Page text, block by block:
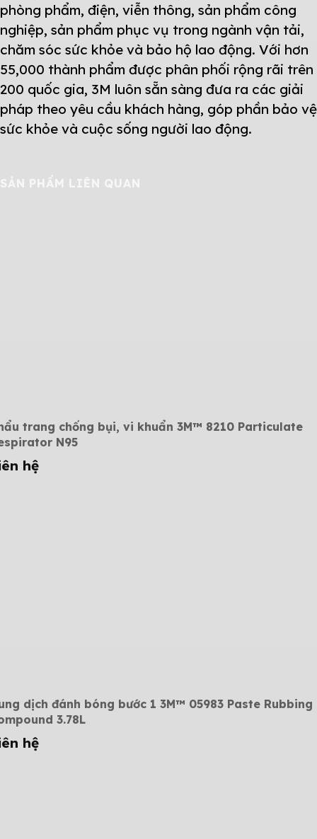
phòng phẩm, điện, viễn thông, sản phẩm công
nghiệp, sản phẩm phục vụ trong ngành vận tải,
chăm sóc sức khỏe và bảo hộ lao động. Với hơn
55,000 thành phẩm được phân phối rộng rãi trên
200 quốc gia, 3M luôn sẵn sàng đưa ra các giải
pháp theo yêu cầu khách hàng, góp phần bảo vệ
sức khỏe và cuộc sống người lao động.
SẢN PHẨM LIÊN QUAN
trang chống bụi, vi khuẩn 3M™ 8210 Particulate
N95
hệ
dịch đánh bóng bước 1 3M™ 05983 Paste Rubbing
3.78L
hệ